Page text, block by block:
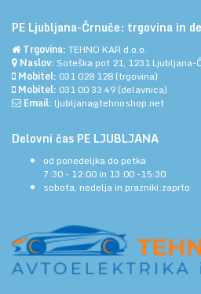
PE Ljubljana-Črnuče: trgovina in
Trgovina: TEHNO KAR d.o.o.
Naslov: Soteška pot 21, 1231 Ljubljana-
Mobitel: 031 028 128 (trgovina)
Mobitel: 031 00 33 49 (delavnica)
Email: ljubljana@tehnoshop.net
Delovni čas PE LJUBLJANA
od ponedeljka do petka
7:30 - 12:00 in 13:00 -15:30
sobota, nedelja in prazniki:zaprto